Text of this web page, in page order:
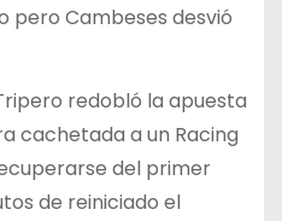
pero Cambeses desvió
redobló la apuesta
cachetada a un Racing
del primer
de reiniciado el